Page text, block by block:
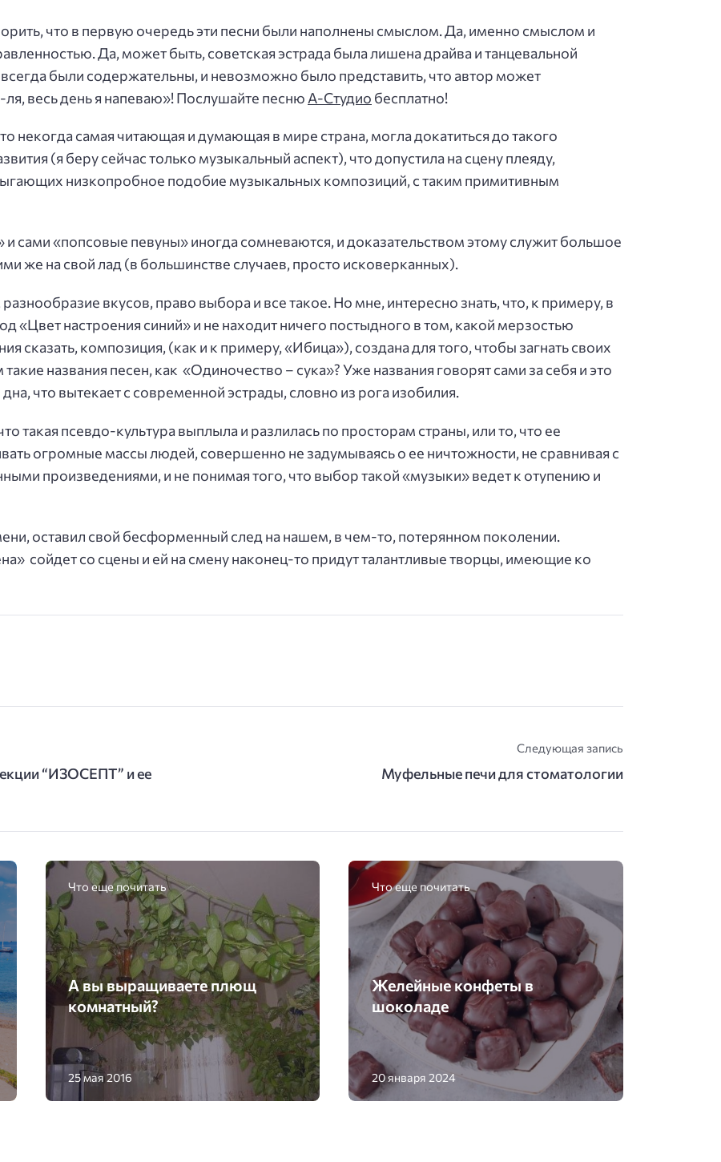
что в первую очередь эти песни были наполнены смыслом. Да, именно смыслом и
Да, может быть, советская эстрада была лишена драйва и танцевальной
были содержательны, и невозможно было представить, что автор может
весь день я напеваю»! Послушайте песню А-Студио бесплатно!
некогда самая читающая и думающая в мире страна, могла докатиться до такого
(я беру сейчас только музыкальный аспект), что допустила на сцену плеяду,
низкопробное подобие музыкальных композиций, с таким примитивным
сами «попсовые певуны» иногда сомневаются, и доказательством этому служит большое
же на свой лад (в большинстве случаев, просто исковерканных).
вкусов, право выбора и все такое. Но мне, интересно знать, что, к примеру, в
«Цвет настроения синий» и не находит ничего постыдного в том, какой мерзостью
сказать, композиция, (как и к примеру, «Ибица»), создана для того, чтобы загнать своих
названия песен, как «Одиночество – сука»? Уже названия говорят сами за себя и это
что вытекает с современной эстрады, словно из рога изобилия.
такая псевдо-культура выплыла и разлилась по просторам страны, или то, что ее
огромные массы людей, совершенно не задумываясь о ее ничтожности, не сравнивая с
произведениями, и не понимая того, что выбор такой «музыки» ведет к отупению и
оставил свой бесформенный след на нашем, в чем-то, потерянном поколении.
сойдет со сцены и ей на смену наконец-то придут талантливые творцы, имеющие ко
“ИЗОСЕПТ” и ее
Следующая запись
Муфельные печи для стоматологии
Что еще почитать
А вы выращиваете плющ
комнатный?
25 мая 2016
Что еще почитать
Желейные конфеты в
шоколаде
20 января 2024